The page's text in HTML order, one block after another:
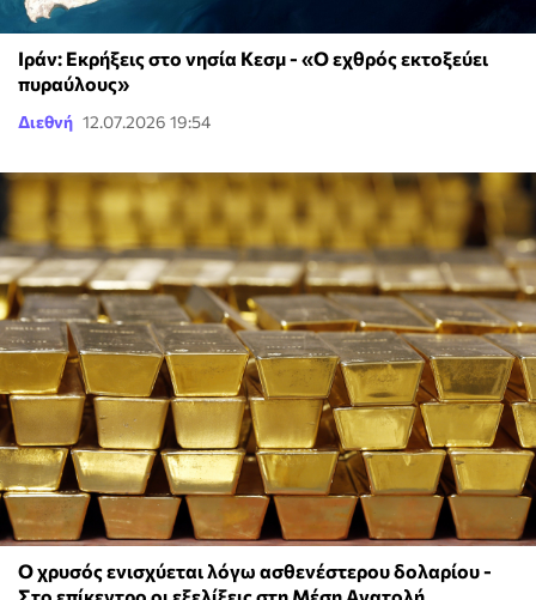
Ιράν: Εκρήξεις στο νησία Κεσμ - «Ο εχθρός εκτοξεύει
πυραύλους»
Διεθνή 12.07.2026 19:54
Ο χρυσός ενισχύεται λόγω ασθενέστερου δολαρίου -